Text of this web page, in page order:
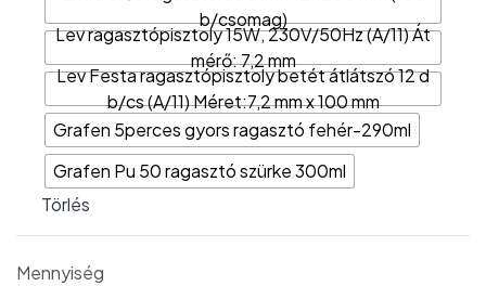
b/csomag)
Lev ragasztópisztoly 15W, 230V/50Hz (A/11) Át
mérő: 7,2 mm
Lev Festa ragasztópisztoly betét átlátszó 12 d
b/cs (A/11) Méret:7,2 mm x 100 mm
Grafen 5perces gyors ragasztó fehér-290ml
Grafen Pu 50 ragasztó szürke 300ml
Törlés
Mennyiség